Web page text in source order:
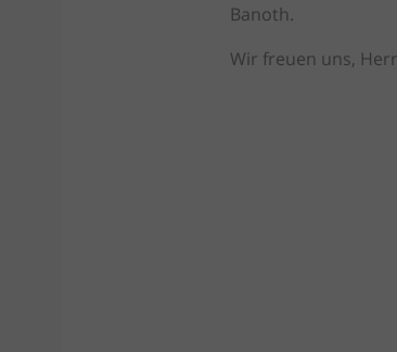
Banoth.
Wir freuen uns,